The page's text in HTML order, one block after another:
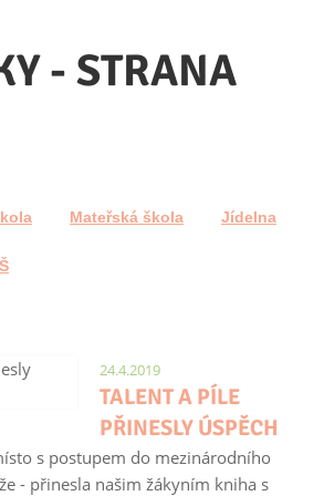
- STRANA
Mateřská škola Jídelna
24.4.2019
TALENT A PÍLE
PŘINESLY ÚSPĚCH
s postupem do mezinárodního
- přinesla našim žákyním kniha s